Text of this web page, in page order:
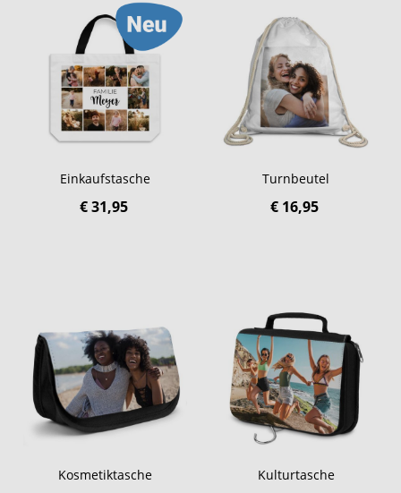
Einkaufstasche
€ 31,95
Turnbeutel
€ 16,95
Kosmetiktasche Kulturtasche